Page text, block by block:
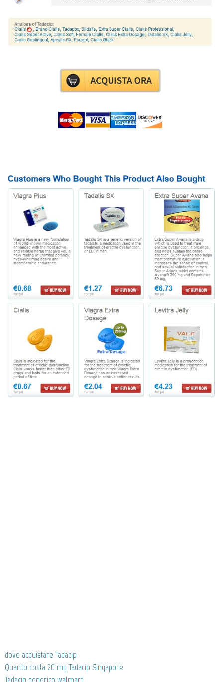
dove acquistare Tadacip
Quanto costa 20 mg Tadacip Singapore
Tadacip generico walmart